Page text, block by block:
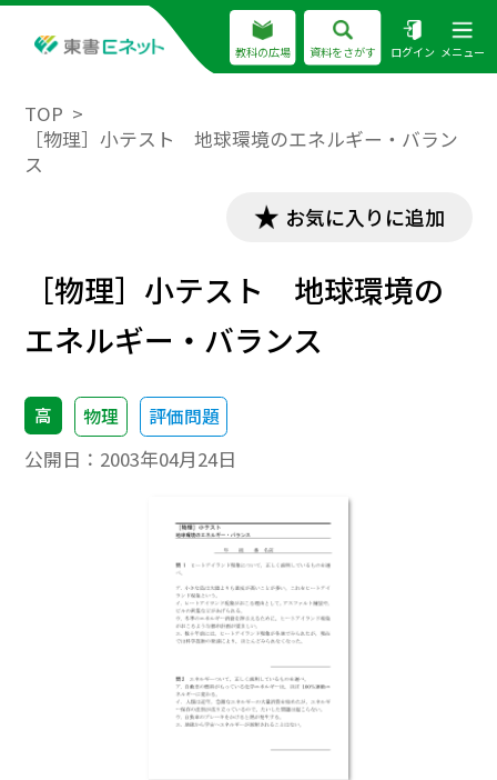
教科の広場 資料をさがす ログイン メニュー
TOP
［物理］小テスト 地球環境のエネルギー・バラン
ス
お気に入りに追加
［物理］小テスト 地球環境の
エネルギー・バランス
高 物理 評価問題
公開日： 2003年04月24日